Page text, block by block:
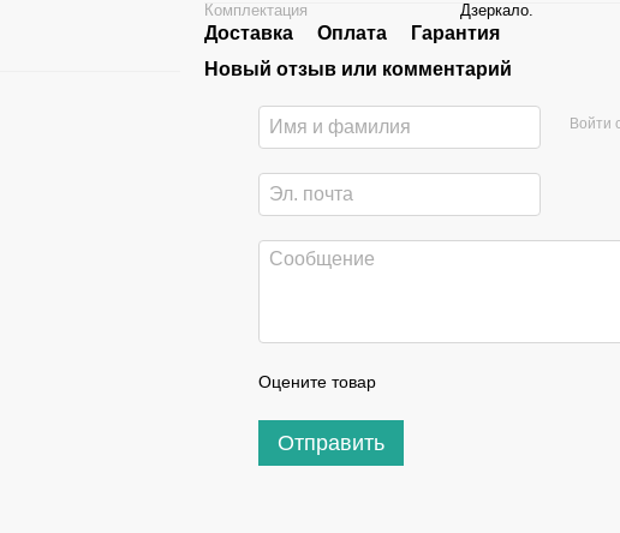
Комплектация
Дзеркало.
Доставка Оплата
Гарантия
Новый отзыв или комментарий
Войти
Оцените товар
Отправить